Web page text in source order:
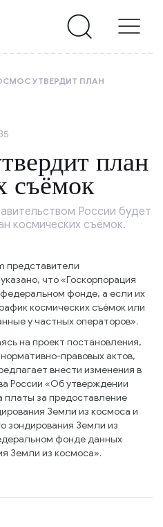
УТВЕРДИТ ПЛАН
план
съёмок
России будет
космических съёмок.
представители
что «Госкорпорация
фонде, а если их
космических съёмок или
у частных операторов».
на проект постановления,
правовых актов,
внести изменения в
России «Об утверждении
платы за предоставление
Земли из космоса и
зондирования Земли из
фонде данных
Земли из космоса».